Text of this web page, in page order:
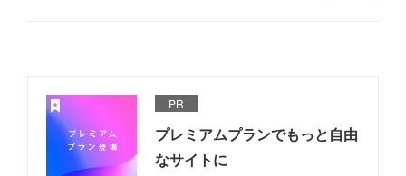
PR
プレミアムプランでもっと自由
なサイトに